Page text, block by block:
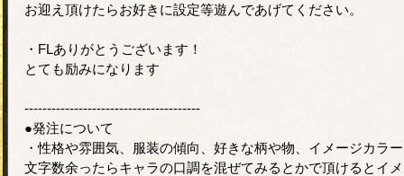
お迎え頂けたらお好きに設定等遊んであげてください。
・FLありがとうございます！
とても励みになります
---------------------------------------
●発注について
・性格や雰囲気、服装の傾向、好きな柄や物、イメージカラ
文字数余ったらキャラの口調を混ぜてみるとかで頂けるとイ